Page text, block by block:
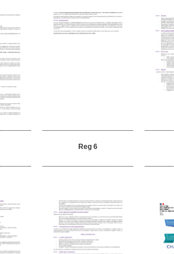
Reg 6